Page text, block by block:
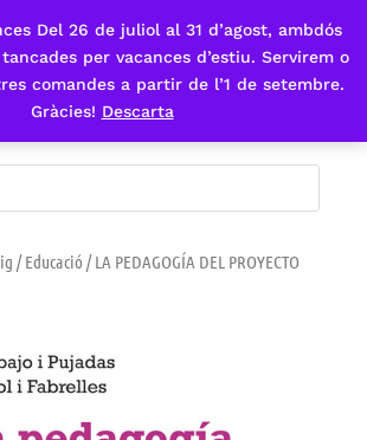
Del 26 de juliol al 31 d’agost, ambdós
per vacances d’estiu. Servirem o
comandes a partir de l’1 de setembre.
Gràcies! Descarta
sòcia
/Educació / LA PEDAGOGÍA DEL PROYECTO